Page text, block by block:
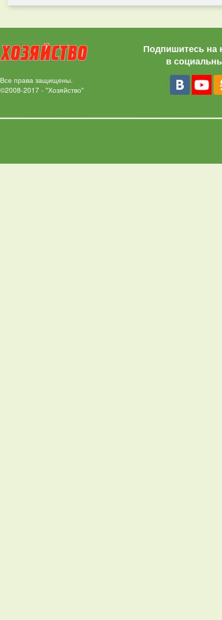
Все права защищены.
©2008-2017 - "Хозяйство"
Подпишитесь на
в